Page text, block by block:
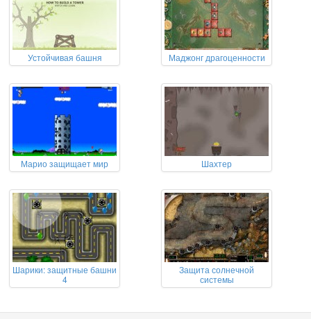
Устойчивая башня Маджонг драгоценности
Марио защищает мир Шахтер
Шарики: защитные башни
4
Защита солнечной
системы